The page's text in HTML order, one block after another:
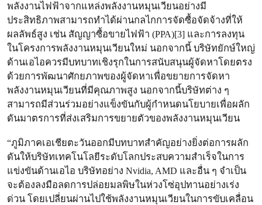
พลังงานไฟฟ้าจากแหล่งพลังงานหมุนเวียนอย่างมี
ประสิทธิภาพสามารถทำได้ผ่านกลไกการจัดซื้อจัดจ้างที่ให้
ผลลัพธ์สูง เช่น สัญญาซื้อขายไฟฟ้า (PPA)[3] และการลงทุน
ในโครงการพลังงานหมุนเวียนใหม่ นอกจากนี้ บริษัทยักษ์ใหญ่
ด้านเอไอควรมีบทบาทเชิงรุกในการสนับสนุนผู้จัดหาโดยตรง
ด้วยการพัฒนาศักยภาพของผู้จัดหาเพื่อขยายการจัดหา
พลังงานหมุนเวียนที่มีคุณภาพสูง นอกจากนี้บริษัทต่าง ๆ
สามารถมีส่วนร่วมอย่างแข็งขันกับผู้กำหนดนโยบายเพื่อผลัก
ดันมาตรการที่ส่งเสริมการขยายตัวของพลังงานหมุนเวียน
“ภูมิภาคเอเชียตะวันออกมีบทบาทสำคัญอย่างยิ่งต่อการผลัก
ดันให้บริษัทเทคโนโลยีระดับโลกประสบความสำเร็จในการ
แข่งขันด้านเอไอ บริษัทอย่าง Nvidia, AMD และอื่น ๆ จำเป็น
จะต้องลงมือลดการปล่อยมลพิษในห่วงโซ่อุปทานอย่างเร่ง
ด่วน โดยเปลี่ยนผ่านไปใช้พลังงานหมุนเวียนในการขับเคลื่อน